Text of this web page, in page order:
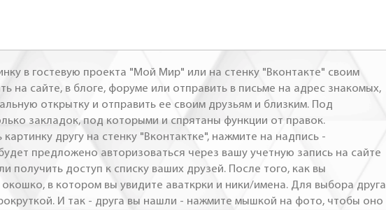
в гостевую проекта "Мой Мир" или на стенку "Вконтакте" своим
на сайте, в блоге, форуме или отправить в письме на адрес знакомых,
открытку и отправить ее своим друзьям и близким. Под
закладок, под которыми и спрятаны функции от правок.
другу на стенку "Вконтактке", нажмите на надпись -
предложено авторизоваться через вашу учетную запись на сайте
получить доступ к списку ваших друзей. После того, как вы
окошко, в котором вы увидите аваткрки и ники/имена. Для выбора друга
И так - друга вы нашли - нажмите мышкой на фото, чтобы оно